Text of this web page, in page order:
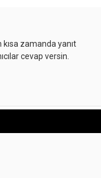
kısa zamanda yanıt
cevap versin.